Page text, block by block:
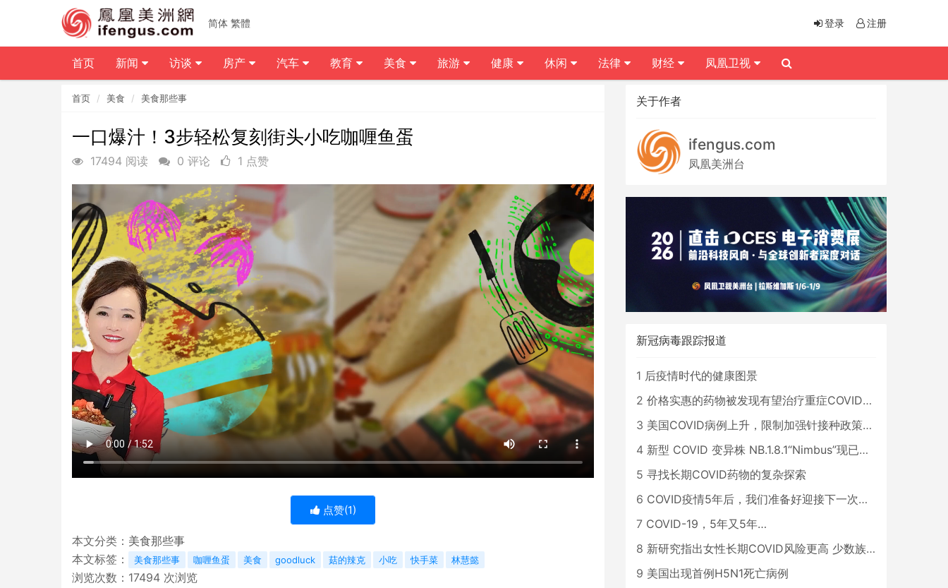
首页 美食 美食那些事
一口爆汁！3步轻松复刻街头小吃咖喱鱼蛋
17494 阅读 0 评论 1 点赞
点赞(1)
本文分类： 美食那些事
本文标签：
美食那些事 咖喱鱼蛋 美食 goodluck 菇的辣克 小吃 快手菜 林慧懿
浏览次数： 17494 次浏览
关于作者
ifengus.com
凤凰美洲台
新冠病毒跟踪报道
1 后疫情时代的健康图景
2 价格实惠的药物被发现有望治疗重症COVID患者
3 美国COVID病例上升，限制加强针接种政策即将出台
4 新型 COVID 变异株 NB.1.8.1“Nimbus”现已在美国占据主导地位
5 寻找长期COVID药物的复杂探索
6 COVID疫情5年后，我们准备好迎接下一次大流行了吗？
7 COVID-19，5年又5年…
8 新研究指出女性长期COVID风险更高 少数族裔儿童存在差异
9 美国出现首例H5N1死亡病例
简体 繁體 登录 注册
首页 新闻 访谈 房产 汽车 教育 美食 旅游 健康 休闲 法律 财经 凤凰卫视